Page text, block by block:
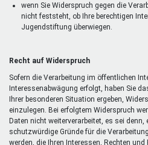
wenn Sie Widerspruch gegen die
nicht feststeht, ob Ihre berechtigen
Jugendstiftung überwiegen.
Recht auf Widerspruch
Sofern die Verarbeitung im öffentlichen
Interessenabwägung erfolgt, haben Sie
Ihrer besonderen Situation ergeben,
einzulegen. Bei erfolgtem Widerspruch
Daten nicht weiterverarbeitet, es sei denn,
schutzwürdige Gründe für die
werden, die Ihren Interessen, Rechten